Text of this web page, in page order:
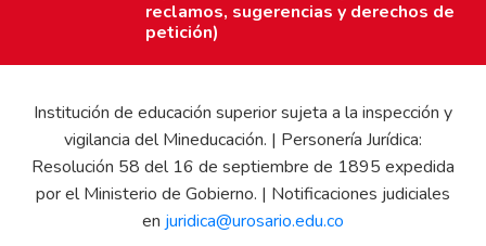
reclamos, sugerencias y derechos de
petición)
Institución de educación superior sujeta a la inspección y
vigilancia del Mineducación. | Personería Jurídica:
Resolución 58 del 16 de septiembre de 1895 expedida
por el Ministerio de Gobierno. | Notificaciones judiciales
en juridica@urosario.edu.co